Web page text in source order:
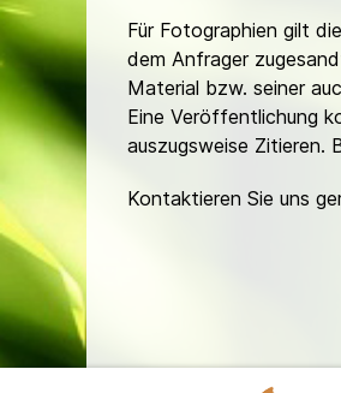
Für Fotographien gilt
dem Anfrager
Material bzw. seiner
Eine Veröffentlichung
auszugsweise Zitieren.
Kontaktieren Sie uns